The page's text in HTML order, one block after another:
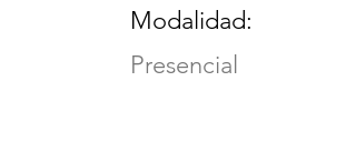
Modalidad:
Presencial